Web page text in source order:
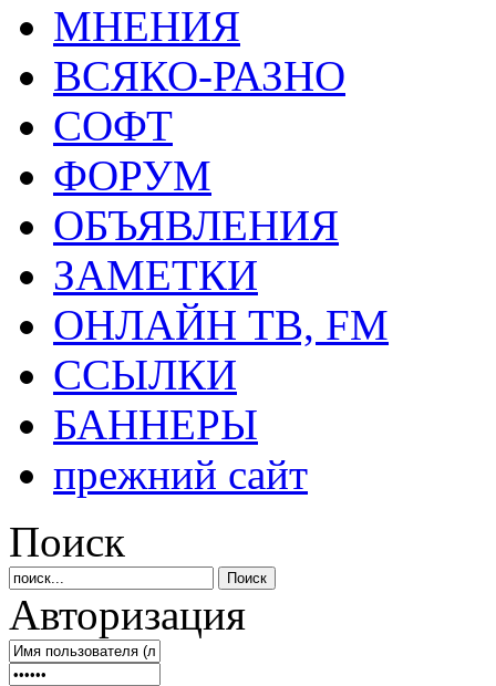
МНЕНИЯ
ВСЯКО-РАЗНО
СОФТ
ФОРУМ
ОБЪЯВЛЕНИЯ
ЗАМЕТКИ
ОНЛАЙН ТВ, FM
ССЫЛКИ
БАННЕРЫ
прежний сайт
Поиск
Авторизация